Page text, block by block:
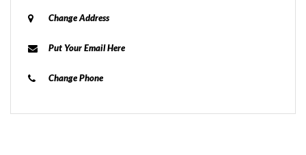
Change Address
Put Your Email Here
Change Phone